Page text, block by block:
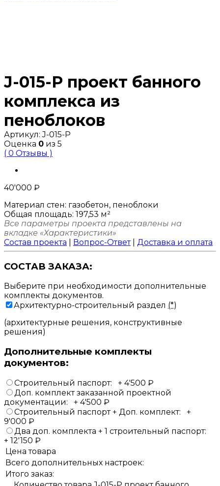
J-015-P проект банного
комплекса из
пеноблоков
Артикул:J-015-P
Оценка 0 из 5
( 0 Отзывы )
40'000 ₽
Материал стен: газобетон, пеноблоки
Общая площадь: 197,53 м²
Все параметры проекта представлены на
вкладке «Характеристики»
Состав проекта
Вопрос-Ответ| Доставка и оплата
СОСТАВ ЗАКАЗА:
Выберите при необходимости дополнительные
комплекты документов.
Архитектурно-строительный раздел (*)
(архитектурные решения, конструктивные
решения)
Дополнительные комплекты
документов:
Строительный паспорт: + 4'500 ₽
Доп. комплект заказанной проектной
документации:
+ 4'500 ₽
Строительный паспорт + Доп. комплект:
+
9'000 ₽
Два доп. комплекта + 1 строительный паспорт:
+ 12'150 ₽
Цена товара
Всего дополнительных настроек:
Итого заказ: